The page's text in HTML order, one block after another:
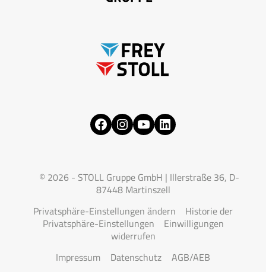
Facebook
Instagram
YouTubeLinkedIn
© 2026 - STOLL Gruppe GmbH | Illerstraße 36, D-
87448 Martinszell
Privatsphäre-Einstellungen ändern Historie der
Privatsphäre-Einstellungen Einwilligungen
widerrufen
Impressum Datenschutz AGB/AEB